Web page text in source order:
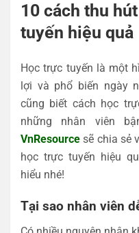
10 cách thu
tuyến hiệu quả
Học trực tuyến là một
lợi và phổ biến ngày
cũng biết cách học
những nhân viên
VnResource sẽ chia sẻ
học trực tuyến hiệu
hiểu nhé!
Tại sao nhân viên